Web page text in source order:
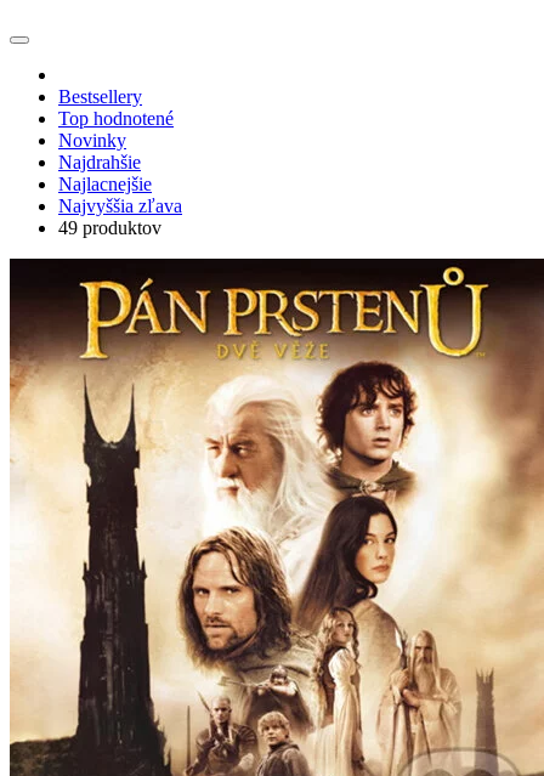
Bestsellery
Top hodnotené
Novinky
Najdrahšie
Najlacnejšie
Najvyššia zľava
49 produktov